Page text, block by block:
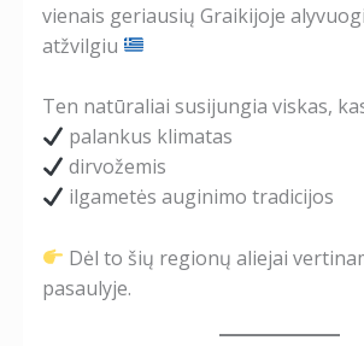
vienais geriausių Graikijoje
atžvilgiu
Ten natūraliai susijungia viskas,
palankus klimatas
dirvožemis
ilgametės auginimo tradicijos
Dėl to šių regionų aliejai
pasaulyje.